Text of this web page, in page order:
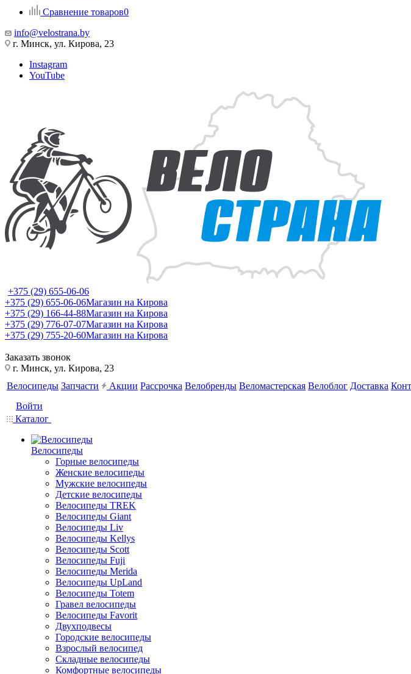
Сравнение товаров0
info@velostrana.by
г. Минск, ул. Кирова, 23
Instagram
YouTube
+375 (29) 655-06-06
+375 (29) 655-06-06Магазин на Кирова
+375 (29) 166-44-88Магазин на Кирова
+375 (29) 776-07-07Магазин на Кирова
+375 (29) 755-20-60Магазин на Кирова
Заказать звонок
г. Минск, ул. Кирова, 23
Велосипеды Запчасти Акции Рассрочка Велобренды Веломастерская Велоблог Доставка
Войти
Каталог
Велосипеды
Горные велосипеды
Женские велосипеды
Мужские велосипеды
Детские велосипеды
Велосипеды TREK
Велосипеды Giant
Велосипеды Liv
Велосипеды Kellys
Велосипеды Scott
Велосипеды Fuji
Велосипеды Merida
Велосипеды UpLand
Велосипеды Totem
Гравел велосипеды
Велосипеды Favorit
Двухподвесы
Городские велосипеды
Взрослый велосипед
Складные велосипеды
Комфортные велосипеды